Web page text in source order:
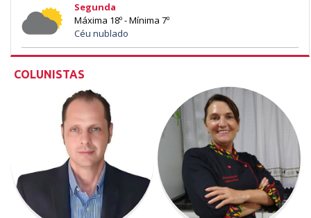
Segunda
Máxima 18º - Mínima 7º
Céu nublado
COLUNISTAS